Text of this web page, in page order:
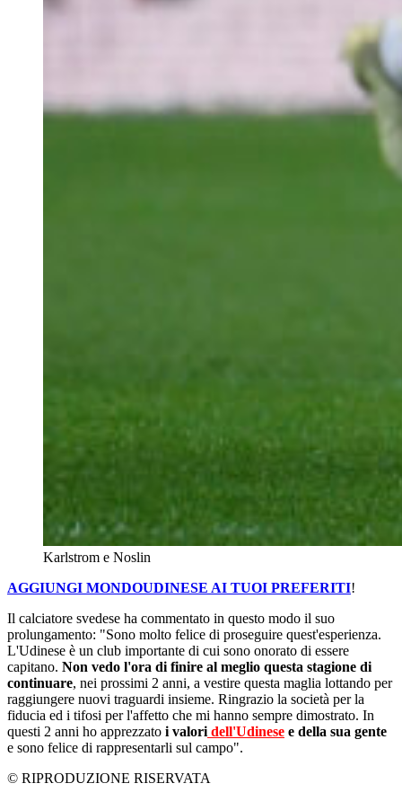
Karlstrom e Noslin
AGGIUNGI MONDOUDINESE AI TUOI PREFERITI!
Il calciatore svedese ha commentato in questo modo il suo
prolungamento: "Sono molto felice di proseguire quest'esperienza.
L'Udinese è un club importante di cui sono onorato di essere
capitano. Non vedo l'ora di finire al meglio questa stagione di
continuare, nei prossimi 2 anni, a vestire questa maglia lottando per
raggiungere nuovi traguardi insieme. Ringrazio la società per la
fiducia ed i tifosi per l'affetto che mi hanno sempre dimostrato. In
questi 2 anni ho apprezzato i valori dell'Udinese e della sua gente
e sono felice di rappresentarli sul campo".
© RIPRODUZIONE RISERVATA